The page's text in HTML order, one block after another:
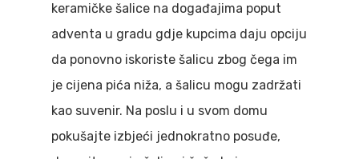
keramičke šalice na događajima poput
adventa u gradu gdje kupcima daju opciju
da ponovno iskoriste šalicu zbog čega im
je cijena pića niža, a šalicu mogu zadržati
kao suvenir. Na poslu i u svom domu
pokušajte izbjeći jednokratno posuđe,